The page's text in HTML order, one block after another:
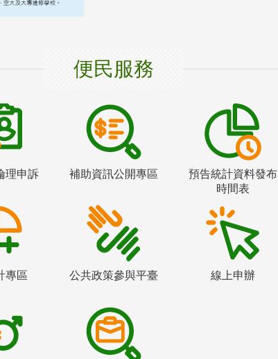
便民服務
理申訴 補助資訊公開專區
預告統計資料發布
時間表
專區 公共政策參與平臺 線上申辦